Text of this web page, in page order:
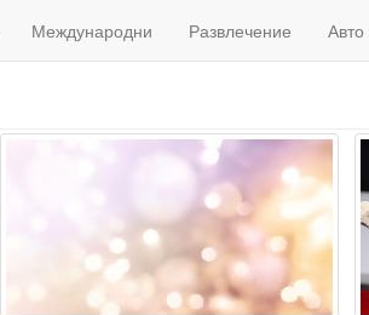
Международни Развлечение Авто